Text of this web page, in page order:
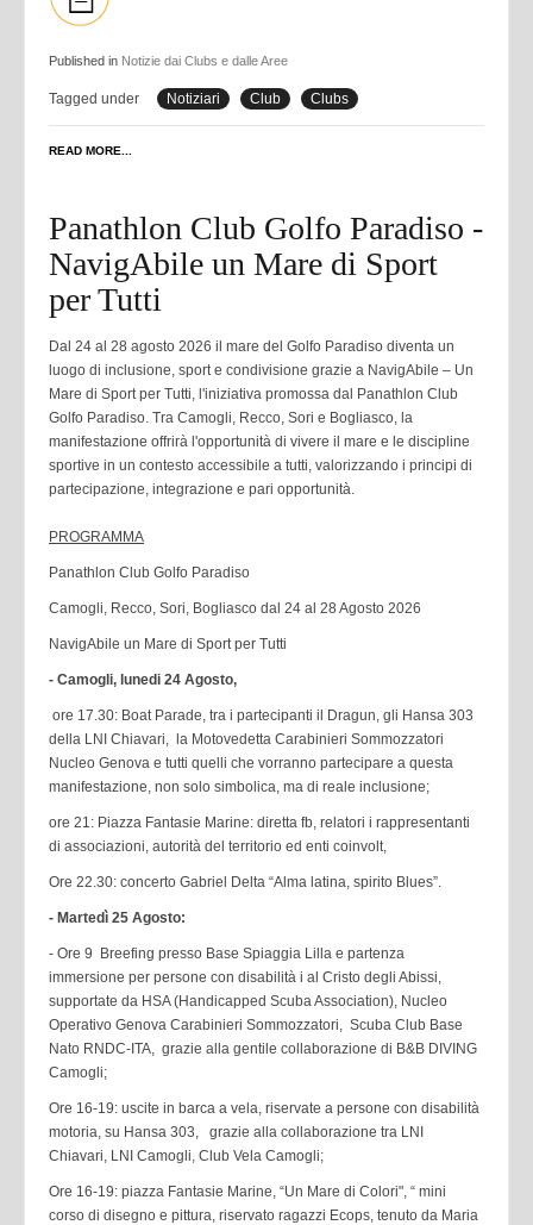
Published in Notizie dai Clubs e dalle Aree
Tagged under Notiziari Club Clubs
READ MORE...
Panathlon Club Golfo Paradiso -
NavigAbile un Mare di Sport
per Tutti
Dal 24 al 28 agosto 2026 il mare del Golfo Paradiso diventa un
luogo di inclusione, sport e condivisione grazie a NavigAbile – Un
Mare di Sport per Tutti, l'iniziativa promossa dal Panathlon Club
Golfo Paradiso. Tra Camogli, Recco, Sori e Bogliasco, la
manifestazione offrirà l'opportunità di vivere il mare e le discipline
sportive in un contesto accessibile a tutti, valorizzando i principi di
partecipazione, integrazione e pari opportunità.
PROGRAMMA
Panathlon Club Golfo Paradiso
Camogli, Recco, Sori, Bogliasco dal 24 al 28 Agosto 2026
NavigAbile un Mare di Sport per Tutti
- Camogli, lunedi 24 Agosto,
ore 17.30: Boat Parade, tra i partecipanti il Dragun, gli Hansa 303
della LNI Chiavari, la Motovedetta Carabinieri Sommozzatori
Nucleo Genova e tutti quelli che vorranno partecipare a questa
manifestazione, non solo simbolica, ma di reale inclusione;
ore 21: Piazza Fantasie Marine: diretta fb, relatori i rappresentanti
di associazioni, autorità del territorio ed enti coinvolt,
Ore 22.30: concerto Gabriel Delta “Alma latina, spirito Blues”.
- Martedì 25 Agosto:
- Ore 9 Breefing presso Base Spiaggia Lilla e partenza
immersione per persone con disabilità i al Cristo degli Abissi,
supportate da HSA (Handicapped Scuba Association), Nucleo
Operativo Genova Carabinieri Sommozzatori, Scuba Club Base
Nato RNDC-ITA, grazie alla gentile collaborazione di B&B DIVING
Camogli;
Ore 16-19: uscite in barca a vela, riservate a persone con disabilità
motoria, su Hansa 303, grazie alla collaborazione tra LNI
Chiavari, LNI Camogli, Club Vela Camogli;
Ore 16-19: piazza Fantasie Marine, “Un Mare di Colori", “ mini
corso di disegno e pittura, riservato ragazzi Ecops, tenuto da Maria